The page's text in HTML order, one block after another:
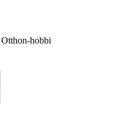
Otthon-hobbi